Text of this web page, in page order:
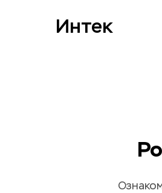
Интек